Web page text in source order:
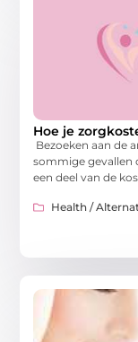
Hoe je
Bezoeken aan de
sommige gevallen
een deel van de
Health /